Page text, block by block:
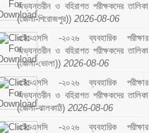
অভ্যন্তরীন ও বহিরাগত পরীক্ষকদের তালিকা
(জেলা-পিরোজপুর)) 2026-08-06
এইচএসসি -২০২৬ ব্যবহারিক পরীক্ষার
অভ্যন্তরীন ও বহিরাগত পরীক্ষকদের তালিকা
(জেলা-ভোলা)) 2026-08-06
এইচএসসি -২০২৬ ব্যবহারিক পরীক্ষার
অভ্যন্তরীন ও বহিরাগত পরীক্ষকদের তালিকা
(জেলা-ঝালকাঠি) 2026-08-06
এইচএসসি -২০২৬ ব্যবহারিক পরীক্ষার